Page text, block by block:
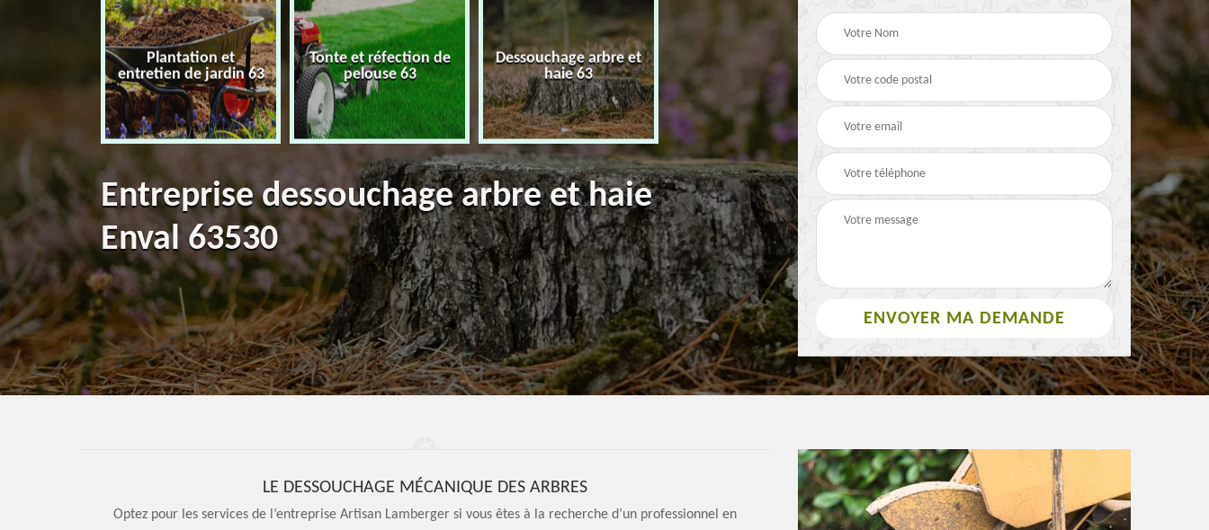
Plantation et
entretien de jardin 63
Tonte et réfection de
pelouse 63
Dessouchage arbre et
haie 63
Entreprise de
terrassement 63
Pose de gazon en
rouleau 63
Paysagiste 63
Entreprise dessouchage arbre et haie
Enval 63530
LE DESSOUCHAGE MÉCANIQUE DES ARBRES
Optez pour les services de l’entreprise Artisan Lamberger si vous êtes à la recherche d’un professionnel en